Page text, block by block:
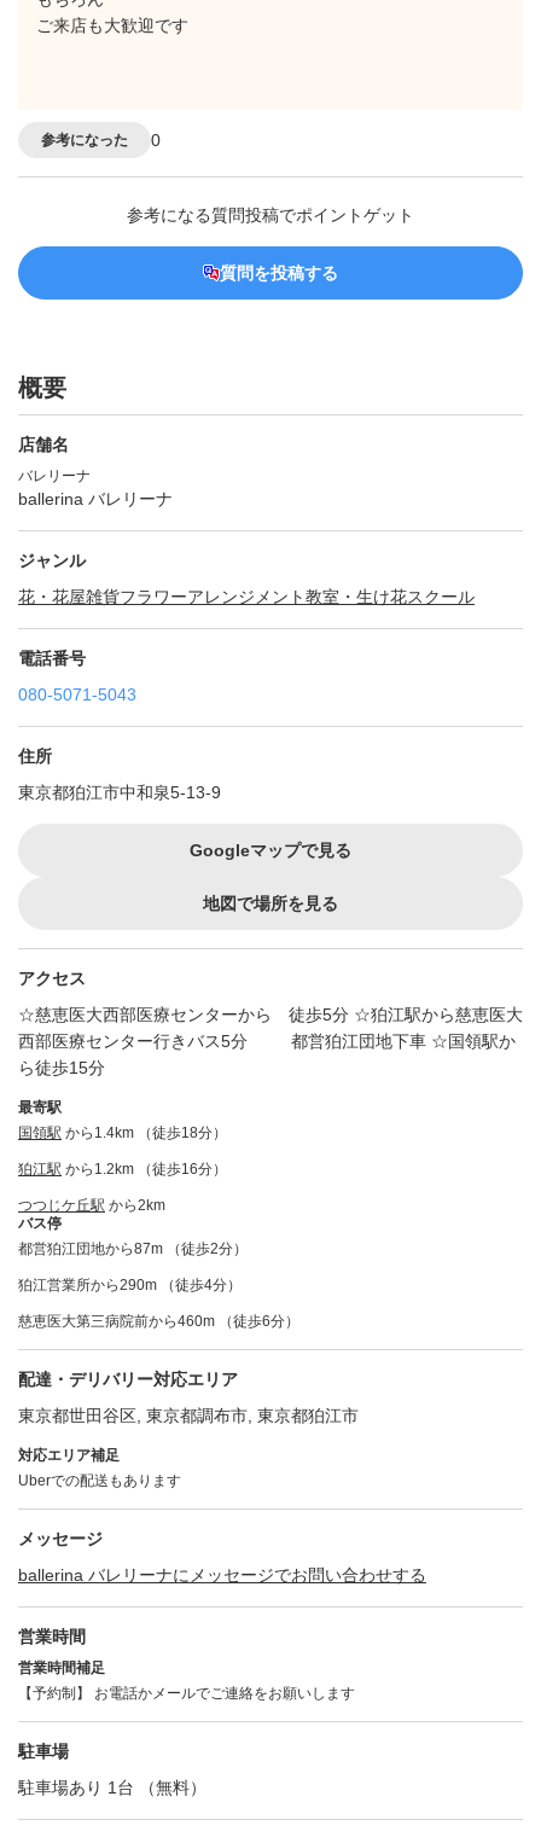
ご来店も大歓迎です
参考になった 0
参考になる質問投稿でポイントゲット
質問を投稿する
概要
店舗名
バレリーナ
ballerina バレリーナ
ジャンル
花・花屋雑貨フラワーアレンジメント教室・生け花スクール
電話番号
080-5071-5043
住所
東京都狛江市中和泉5-13-9
Googleマップで見る
地図で場所を見る
アクセス
☆慈恵医大西部医療センターから 徒歩5分 ☆狛江駅から慈恵医大
西部医療センター行きバス5分 都営狛江団地下車 ☆国領駅か
ら徒歩15分
最寄駅
国領駅 から1.4km （徒歩18分）
狛江駅 から1.2km （徒歩16分）
つつじケ丘駅 から2km
バス停
都営狛江団地から87m （徒歩2分）
狛江営業所から290m （徒歩4分）
慈恵医大第三病院前から460m （徒歩6分）
配達・デリバリー対応エリア
東京都世田谷区, 東京都調布市, 東京都狛江市
対応エリア補足
Uberでの配送もあります
メッセージ
ballerina バレリーナにメッセージでお問い合わせする
営業時間
営業時間補足
【予約制】 お電話かメールでご連絡をお願いします
駐車場
駐車場あり 1台 （無料）